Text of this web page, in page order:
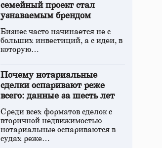
семейный проект стал
узнаваемым брендом
Бизнес часто начинается не с
больших инвестиций, а с идеи, в
которую…
Почему нотариальные
сделки оспаривают реже
всего: данные за шесть лет
Среди всех форматов сделок с
вторичной недвижимостью
нотариальные оспариваются в
судах реже…